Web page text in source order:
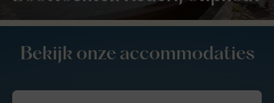
Bekijk onze accommodaties